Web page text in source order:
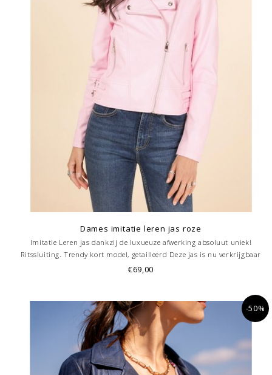
Dames imitatie leren jas roze
Imitatie Leren jas dankzij de luxueuze afwerking absoluut uniek!
Ritssluiting. Trendy kort model, getailleerd Deze jas is nu verkrijgbaar
ook bij onze winkel in Hoorn.
€69,00
-50%